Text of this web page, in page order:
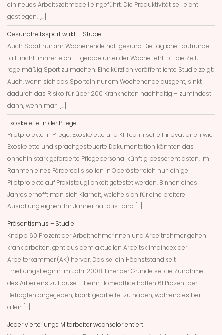
ein neues Arbeitszeitmodell eingeführt. Die Produktivität sei leicht
gestiegen, […]
Gesundheitssport wirkt – Studie
Auch Sport nur am Wochenende hält gesund Die tägliche Laufrunde
fällt nicht immer leicht – gerade unter der Woche fehlt oft die Zeit,
regelmäßig Sport zu machen. Eine kürzlich veröffentlichte Studie zeigt:
Auch, wenn sich das Sporteln nur am Wochenende ausgeht, sinkt
dadurch das Risiko für über 200 Krankheiten nachhaltig – zumindest
dann, wenn man […]
Exoskelette in der Pflege
Pilotprojekte in Pflege: Exoskelette und KI Technische Innovationen wie
Exoskelette und sprachgesteuerte Dokumentation könnten das
ohnehin stark geforderte Pflegepersonal künftig besser entlasten. Im
Rahmen eines Fördercalls sollen in Oberösterreich nun einige
Pilotprojekte auf Praxistauglichkeit getestet werden. Binnen eines
Jahres erhofft man sich Klarheit, welche sich für eine breitere
Ausrollung eignen. Im Jänner hat das Land […]
Präsentismus – Studie
Knapp 60 Prozent der Arbeitnehmerinnen und Arbeitnehmer gehen
krank arbeiten, geht aus dem aktuellen Arbeitsklimaindex der
Arbeiterkammer (AK) hervor. Das sei ein Höchststand seit
Erhebungsbeginn im Jahr 2008. Einer der Gründe sei die Zunahme
des Arbeitens zu Hause – beim Homeoffice hätten 61 Prozent der
Befragten angegeben, krank gearbeitet zu haben, während es bei
allen […]
Jeder vierte junge Mitarbeiter wechselorientiert